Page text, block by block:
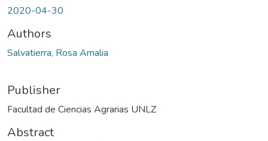
2020-04-30
Authors
Salvatierra, Rosa Amalia
Publisher
Facultad de Ciencias Agrarias UNLZ
Abstract